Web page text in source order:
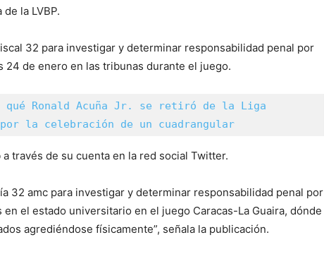
la LVBP.
32 para investigar y determinar responsabilidad penal por
de enero en las tribunas durante el juego.
qué Ronald Acuña Jr. se retiró de la Liga
la celebración de un cuadrangular
través de su cuenta en la red social Twitter.
32 amc para investigar y determinar responsabilidad penal por
el estado universitario en el juego Caracas-La Guaira, dónde
agrediéndose físicamente”, señala la publicación.